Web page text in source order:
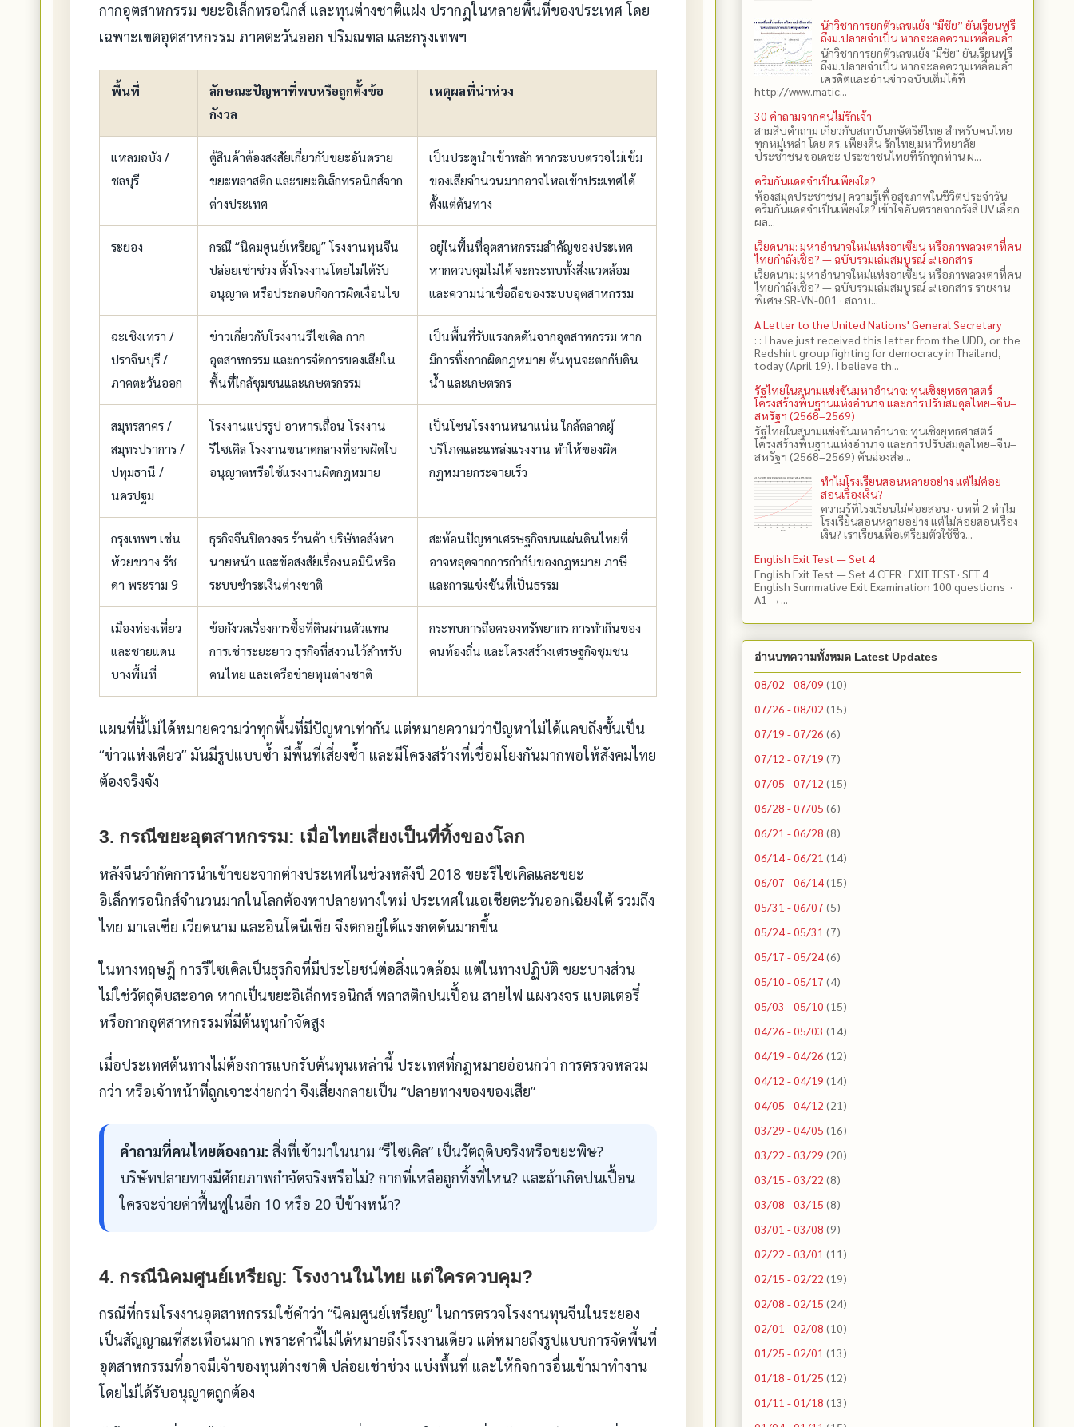
กากอุตสาหกรรม ขยะอิเล็กทรอนิกส์ และทุนต่างชาติแฝง ปรากฏในหลายพื้นที่ของประเทศ โดย
เฉพาะเขตอุตสาหกรรม ภาคตะวันออก ปริมณฑล และกรุงเทพฯ
พื้นที่
ลักษณะปัญหาที่พบหรือถูกตั้งข้อ
กังวล
เหตุผลที่น่าห่วง
แหลมฉบัง /
ชลบุรี
ตู้สินค้าต้องสงสัยเกี่ยวกับขยะอันตราย
ขยะพลาสติก และขยะอิเล็กทรอนิกส์จาก
ต่างประเทศ
เป็นประตูนำเข้าหลัก หากระบบตรวจไม่เข้ม
ของเสียจำนวนมากอาจไหลเข้าประเทศได้
ตั้งแต่ต้นทาง
ระยอง
กรณี “นิคมศูนย์เหรียญ” โรงงานทุนจีน
ปล่อยเช่าช่วง ตั้งโรงงานโดยไม่ได้รับ
อนุญาต หรือประกอบกิจการผิดเงื่อนไข
อยู่ในพื้นที่อุตสาหกรรมสำคัญของประเทศ
หากควบคุมไม่ได้ จะกระทบทั้งสิ่งแวดล้อม
และความน่าเชื่อถือของระบบอุตสาหกรรม
ฉะเชิงเทรา /
ปราจีนบุรี /
ภาคตะวันออก
ข่าวเกี่ยวกับโรงงานรีไซเคิล กาก
อุตสาหกรรม และการจัดการของเสียใน
พื้นที่ใกล้ชุมชนและเกษตรกรรม
เป็นพื้นที่รับแรงกดดันจากอุตสาหกรรม หาก
มีการทิ้งกากผิดกฎหมาย ต้นทุนจะตกกับดิน
น้ำ และเกษตรกร
สมุทรสาคร /
สมุทรปราการ /
ปทุมธานี /
นครปฐม
โรงงานแปรรูป อาหารเถื่อน โรงงาน
รีไซเคิล โรงงานขนาดกลางที่อาจผิดใบ
อนุญาตหรือใช้แรงงานผิดกฎหมาย
เป็นโซนโรงงานหนาแน่น ใกล้ตลาดผู้
บริโภคและแหล่งแรงงาน ทำให้ของผิด
กฎหมายกระจายเร็ว
กรุงเทพฯ เช่น
ห้วยขวาง รัช
ดา พระราม 9
ธุรกิจจีนปิดวงจร ร้านค้า บริษัทอสังหา
นายหน้า และข้อสงสัยเรื่องนอมินีหรือ
ระบบชำระเงินต่างชาติ
สะท้อนปัญหาเศรษฐกิจบนแผ่นดินไทยที่
อาจหลุดจากการกำกับของกฎหมาย ภาษี
และการแข่งขันที่เป็นธรรม
เมืองท่องเที่ยว
และชายแดน
บางพื้นที่
ข้อกังวลเรื่องการซื้อที่ดินผ่านตัวแทน
การเช่าระยะยาว ธุรกิจที่สงวนไว้สำหรับ
คนไทย และเครือข่ายทุนต่างชาติ
กระทบการถือครองทรัพยากร การทำกินของ
คนท้องถิ่น และโครงสร้างเศรษฐกิจชุมชน
แผนที่นี้ไม่ได้หมายความว่าทุกพื้นที่มีปัญหาเท่ากัน แต่หมายความว่าปัญหาไม่ได้แคบถึงขั้นเป็น
“ข่าวแห่งเดียว” มันมีรูปแบบซ้ำ มีพื้นที่เสี่ยงซ้ำ และมีโครงสร้างที่เชื่อมโยงกันมากพอให้สังคมไทย
ต้องจริงจัง
3. กรณีขยะอุตสาหกรรม: เมื่อไทยเสี่ยงเป็นที่ทิ้งของโลก
หลังจีนจำกัดการนำเข้าขยะจากต่างประเทศในช่วงหลังปี 2018 ขยะรีไซเคิลและขยะ
อิเล็กทรอนิกส์จำนวนมากในโลกต้องหาปลายทางใหม่ ประเทศในเอเชียตะวันออกเฉียงใต้ รวมถึง
ไทย มาเลเซีย เวียดนาม และอินโดนีเซีย จึงตกอยู่ใต้แรงกดดันมากขึ้น
ในทางทฤษฎี การรีไซเคิลเป็นธุรกิจที่มีประโยชน์ต่อสิ่งแวดล้อม แต่ในทางปฏิบัติ ขยะบางส่วน
ไม่ใช่วัตถุดิบสะอาด หากเป็นขยะอิเล็กทรอนิกส์ พลาสติกปนเปื้อน สายไฟ แผงวงจร แบตเตอรี่
หรือกากอุตสาหกรรมที่มีต้นทุนกำจัดสูง
เมื่อประเทศต้นทางไม่ต้องการแบกรับต้นทุนเหล่านี้ ประเทศที่กฎหมายอ่อนกว่า การตรวจหลวม
กว่า หรือเจ้าหน้าที่ถูกเจาะง่ายกว่า จึงเสี่ยงกลายเป็น “ปลายทางของของเสีย”
คำถามที่คนไทยต้องถาม: สิ่งที่เข้ามาในนาม “รีไซเคิล” เป็นวัตถุดิบจริงหรือขยะพิษ?
บริษัทปลายทางมีศักยภาพกำจัดจริงหรือไม่? กากที่เหลือถูกทิ้งที่ไหน? และถ้าเกิดปนเปื้อน
ใครจะจ่ายค่าฟื้นฟูในอีก 10 หรือ 20 ปีข้างหน้า?
4. กรณีนิคมศูนย์เหรียญ: โรงงานในไทย แต่ใครควบคุม?
กรณีที่กรมโรงงานอุตสาหกรรมใช้คำว่า “นิคมศูนย์เหรียญ” ในการตรวจโรงงานทุนจีนในระยอง
เป็นสัญญาณที่สะเทือนมาก เพราะคำนี้ไม่ได้หมายถึงโรงงานเดียว แต่หมายถึงรูปแบบการจัดพื้นที่
อุตสาหกรรมที่อาจมีเจ้าของทุนต่างชาติ ปล่อยเช่าช่วง แบ่งพื้นที่ และให้กิจการอื่นเข้ามาทำงาน
โดยไม่ได้รับอนุญาตถูกต้อง
นักวิชาการยกตัวเลขแย้ง “มีชัย” ยันเรียนฟรี
ถึงม.ปลายจำเป็น หากจะลดความเหลื่อมล้ำ
นักวิชาการยกตัวเลขแย้ง "มีชัย" ยันเรียนฟรี
ถึงม.ปลายจำเป็น หากจะลดความเหลื่อมล้ำ
เครดิตและอ่านข่าวฉบับเต็มได้ที่
http://www.matic...
30 คำถามจากคนไม่รักเจ้า
สามสิบคำถาม เกี่ยวกับสถาบันกษัตริย์ไทย สำหรับคนไทย
ทุกหมู่เหล่า โดย ดร.​ เพียงดิน รักไทย มหาวิทยาลัย
ประชาชน ขอเดชะ ประชาชนไทยที่รักทุกท่าน ผ...
ครีมกันแดดจำเป็นเพียงใด?
ห้องสมุดประชาชน | ความรู้เพื่อสุขภาพในชีวิตประจำวัน
ครีมกันแดดจำเป็นเพียงใด? เข้าใจอันตรายจากรังสี UV เลือก
ผล...
เวียดนาม: มหาอำนาจใหม่แห่งอาเซียน หรือภาพลวงตาที่คน
ไทยกำลังเชื่อ? — ฉบับรวมเล่มสมบูรณ์ ๙ เอกสาร
เวียดนาม: มหาอำนาจใหม่แห่งอาเซียน หรือภาพลวงตาที่คน
ไทยกำลังเชื่อ? — ฉบับรวมเล่มสมบูรณ์ ๙ เอกสาร รายงาน
พิเศษ SR-VN-001 · สถาบ...
A Letter to the United Nations' General Secretary
: : I have just received this letter from the UDD, or the
Redshirt group fighting for democracy in Thailand,
today (April 19). I believe th...
รัฐไทยในสนามแข่งขันมหาอำนาจ: ทุนเชิงยุทธศาสตร์
โครงสร้างพื้นฐานแห่งอำนาจ และการปรับสมดุลไทย–จีน–
สหรัฐฯ (2568–2569)
รัฐไทยในสนามแข่งขันมหาอำนาจ: ทุนเชิงยุทธศาสตร์
โครงสร้างพื้นฐานแห่งอำนาจ และการปรับสมดุลไทย–จีน–
สหรัฐฯ (2568–2569) คันฉ่องส่อ...
ทำไมโรงเรียนสอนหลายอย่าง แต่ไม่ค่อย
สอนเรื่องเงิน?
ความรู้ที่โรงเรียนไม่ค่อยสอน · บทที่ 2 ทำไม
โรงเรียนสอนหลายอย่าง แต่ไม่ค่อยสอนเรื่อง
เงิน? เราเรียนเพื่อเตรียมตัวใช้ชีว...
English Exit Test — Set 4
English Exit Test — Set 4 CEFR · EXIT TEST · SET 4
English Summative Exit Examination 100 questions ·
A1 →...
อ่านบทความทั้งหมด Latest Updates
08/02 - 08/09 (10)
07/26 - 08/02 (15)
07/19 - 07/26 (6)
07/12 - 07/19 (7)
07/05 - 07/12 (15)
06/28 - 07/05 (6)
06/21 - 06/28 (8)
06/14 - 06/21 (14)
06/07 - 06/14(15)
05/31 - 06/07 (5)
05/24 - 05/31 (7)
05/17 - 05/24(6)
05/10 - 05/17 (4)
05/03 - 05/10 (15)
04/26 - 05/03 (14)
04/19 - 04/26 (12)
04/12 - 04/19 (14)
04/05 - 04/12 (21)
03/29 - 04/05 (16)
03/22 - 03/29 (20)
03/15 - 03/22 (8)
03/08 - 03/15 (8)
03/01 - 03/08 (9)
02/22 - 03/01 (11)
02/15 - 02/22 (19)
02/08 - 02/15 (24)
02/01 - 02/08 (10)
01/25 - 02/01 (13)
01/18 - 01/25 (12)
01/11 - 01/18 (13)